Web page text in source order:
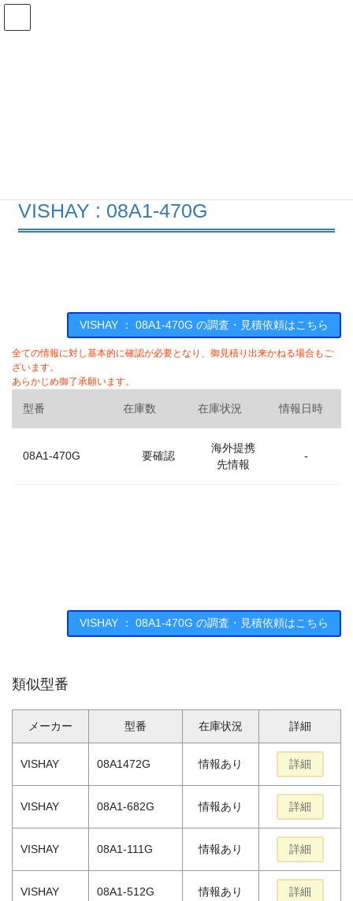
コ
ナ
VISHAY : 08A1-470G
VISHAY ： 08A1-470G の調査・見積依頼はこちら
全ての情報に対し基本的に確認が必要となり、御見積り出来かねる場合もご
ざいます。
あらかじめ御了承願います。
型番 在庫数 在庫状況 情報日時
08A1-470G 要確認
海外提携
先情報
-
VISHAY ： 08A1-470G の調査・見積依頼はこちら
類似型番
メーカー 型番 在庫状況 詳細
VISHAY 08A1472G 情報あり 詳細
VISHAY 08A1-682G 情報あり 詳細
VISHAY 08A1-111G 情報あり 詳細
VISHAY 08A1-512G 情報あり 詳細